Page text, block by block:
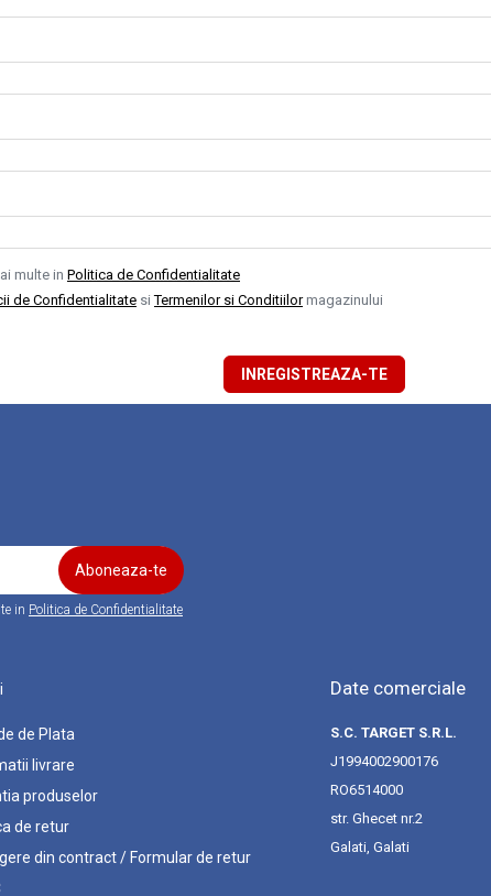
multe in Politica de Confidentialitate
de Confidentialitate siTermenilor si Conditiilormagazinului
INREGISTREAZA-TE
in Politica de Confidentialitate
de Plata
livrare
produselor
de retur
din contract / Formular de retur
Date comerciale
S.C. TARGET S.R.L.
J1994002900176
RO6514000
str. Ghecet nr.2
Galati, Galati